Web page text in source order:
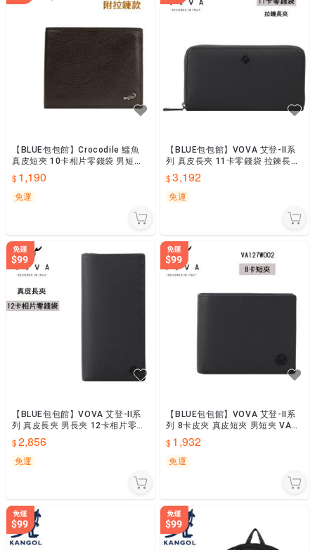
用情況、3.商品配件完整、4.收到商品7日內】
● 請將商品用原來的箱子寄回。（請自行負擔寄回的運費）
● 收到商品之後，經公司確認符合上述4項狀況，就會進入退貨流
【BLUE包包館】Crocodile 鱷魚
真皮短夾 10卡相片零錢袋 男短夾
皮夾 0203-11012 咖啡
1,190
免運
【BLUE包包館】VOVA 艾登-II系
列 真皮長夾 11卡零錢袋 拉鍊長夾
VA127W015BK 黑色 深藍 咖啡
3,192
免運
【BLUE包包館】VOVA 艾登-II系
列 真皮長夾 男長夾 12卡相片零錢
袋 VA127W005BK 黑色 深藍 咖啡
2,856
免運
【BLUE包包館】VOVA 艾登-II系
列 8卡皮夾 真皮短夾 男短夾 VA12
7W002BK 黑色 深藍 咖啡
1,932
免運